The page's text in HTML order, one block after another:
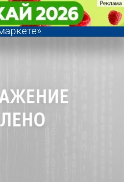
предлагают
с ненужными вещами
предлагают
с ненужными вещами
по
курсы